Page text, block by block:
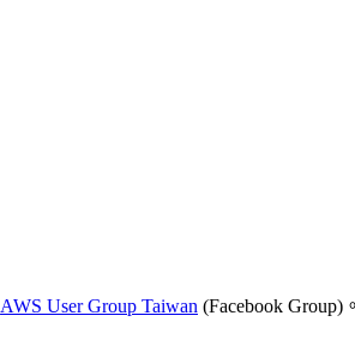
AWS User Group Taiwan (Facebook Group)